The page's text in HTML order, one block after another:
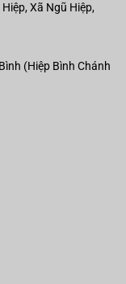
Xã Ngũ Hiệp,
(Hiệp Bình Chánh